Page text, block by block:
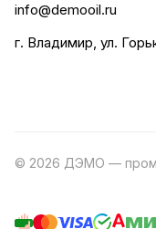
info@demooil.ru
г. Владимир, ул.
© 2026 ДЭМО —